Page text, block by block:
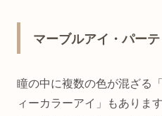
マーブルアイ・パー
瞳の中に複数の色が混ざる
ィーカラーアイ」もあります